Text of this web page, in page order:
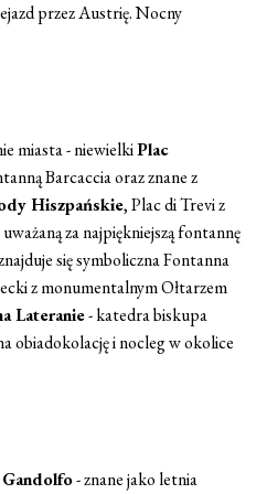
przez Austrię. Nocny
miasta - niewielkiPlac
Barcaccia oraz znane z
Hiszpańskie, Plac di Trevi z
za najpiękniejszą fontannę
się symboliczna Fontanna
z monumentalnym Ołtarzem
Lateranie- katedra biskupa
obiadokolację i nocleg w okolice
- znane jako letnia